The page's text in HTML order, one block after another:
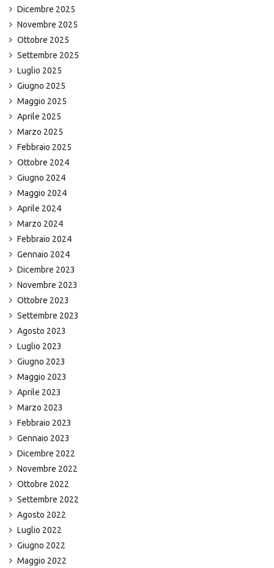
Dicembre 2025
Novembre 2025
Ottobre 2025
Settembre 2025
Luglio 2025
Giugno 2025
Maggio 2025
Aprile 2025
Marzo 2025
Febbraio 2025
Ottobre 2024
Giugno 2024
Maggio 2024
Aprile 2024
Marzo 2024
Febbraio 2024
Gennaio 2024
Dicembre 2023
Novembre 2023
Ottobre 2023
Settembre 2023
Agosto 2023
Luglio 2023
Giugno 2023
Maggio 2023
Aprile 2023
Marzo 2023
Febbraio 2023
Gennaio 2023
Dicembre 2022
Novembre 2022
Ottobre 2022
Settembre 2022
Agosto 2022
Luglio 2022
Giugno 2022
Maggio 2022